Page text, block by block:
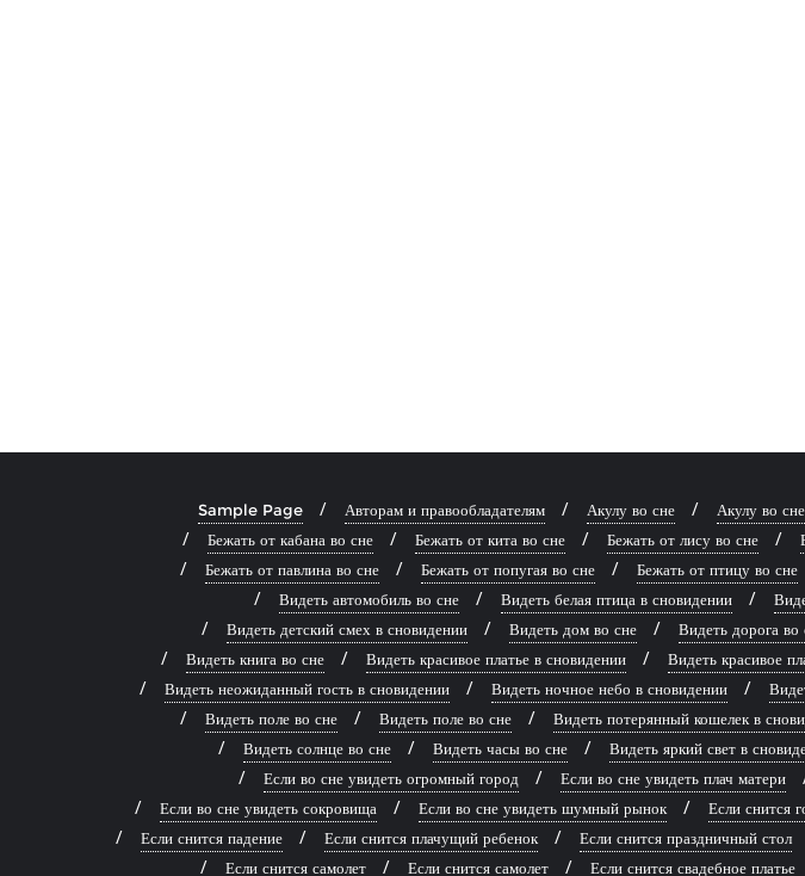
Sample Page Авторам и правообладателям Акулу во сне Акулу во сне
Бежать от кабана во сне
Бежать от кита во сне Бежать от лису во сне
Бежать от павлина во сне
Бежать от попугая во сне Бежать от птицу во сне
Видеть автомобиль во сне
Видеть белая птица в сновидении
Видеть детский смех в сновидении
Видеть дом во сне Видеть дорога во
Видеть книга во сне
Видеть красивое платье в сновидении Видеть красивое
Видеть неожиданный гость в сновидении
Видеть ночное небо в сновидении
Видеть поле во сне
Видеть поле во сне Видеть потерянный кошелек в
Видеть солнце во сне
Видеть часы во сне Видеть яркий свет в
Если во сне увидеть огромный город
Если во сне увидеть плач матери
Если во сне увидеть сокровища
Если во сне увидеть шумный рынок Если снится
Если снится падение
Если снится плачущий ребенок Если снится праздничный стол
Если снится самолет
Если снится самолет Если снится свадебное платье